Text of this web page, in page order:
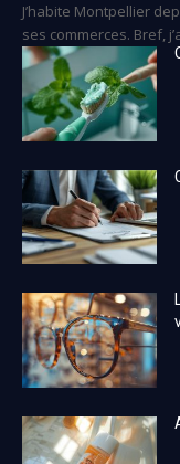
J’habite Montpellier
ses commerces. Bref,